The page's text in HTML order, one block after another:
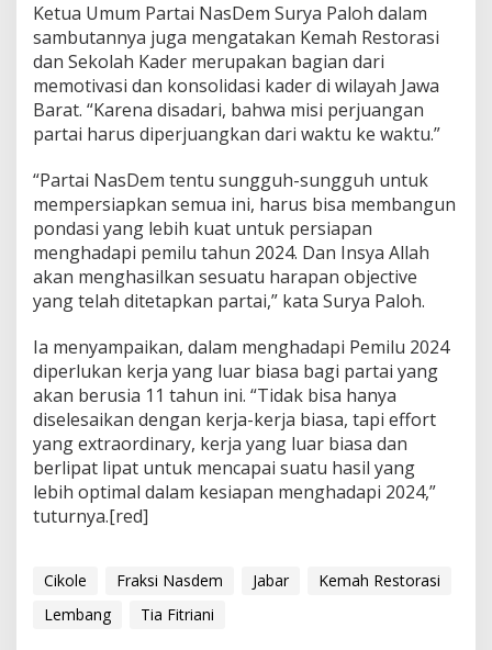
e
m
b
a
n
g
Ketua Umum Partai NasDem Surya Paloh dalam
sambutannya juga mengatakan Kemah Restorasi
dan Sekolah Kader merupakan bagian dari
memotivasi dan konsolidasi kader di wilayah Jawa
Barat. “Karena disadari, bahwa misi perjuangan
partai harus diperjuangkan dari waktu ke waktu.”
“Partai NasDem tentu sungguh-sungguh untuk
mempersiapkan semua ini, harus bisa membangun
pondasi yang lebih kuat untuk persiapan
menghadapi pemilu tahun 2024. Dan Insya Allah
akan menghasilkan sesuatu harapan objective
yang telah ditetapkan partai,” kata Surya Paloh.
Ia menyampaikan, dalam menghadapi Pemilu 2024
diperlukan kerja yang luar biasa bagi partai yang
akan berusia 11 tahun ini. “Tidak bisa hanya
diselesaikan dengan kerja-kerja biasa, tapi effort
yang extraordinary, kerja yang luar biasa dan
berlipat lipat untuk mencapai suatu hasil yang
lebih optimal dalam kesiapan menghadapi 2024,”
tuturnya.[red]
Cikole Fraksi Nasdem Jabar
Kemah Restorasi
Lembang
Tia Fitriani